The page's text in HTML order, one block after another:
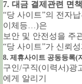
7. 대금 결제관련 면
“당 사이트”의 전자
이체등…)은
보안 및 안전성을 주
“당 사이트”가 신뢰
8. 제휴사이트 공동등록(
구인/구직(이력서)광
에게 알리기